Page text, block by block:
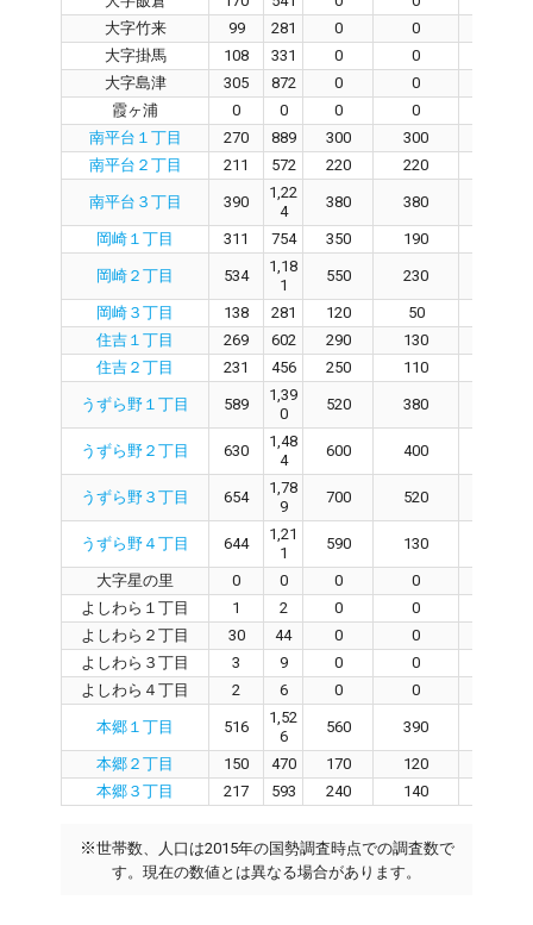
大字竹来
99 281 0 0
大字掛馬
108 331 0 0
大字島津
305 872 0 0
霞ヶ浦
0 0 0 0
南平台１丁目
270 889 300 300
南平台２丁目
211 572 220 220
南平台３丁目 390
1,22
4
380 380
岡崎１丁目 311 754 350 190
岡崎２丁目 534
1,18
1
550 230
岡崎３丁目 138 281 120 50
住吉１丁目
269 602 290 130
住吉２丁目
231 456 250 110
うずら野１丁目 589
1,39
0
520 380
うずら野２丁目 630
1,48
4
600 400
うずら野３丁目 654
1,78
9
700 520
うずら野４丁目 644
1,21
1
590 130
大字星の里 0 0 0 0
よしわら１丁目
1 2 0 0
よしわら２丁目
30 44 0 0
よしわら３丁目
3 9 0 0
よしわら４丁目
2 6 0 0
本郷１丁目 516
1,52
6
560 390
本郷２丁目 150 470 170 120
本郷３丁目
217 593 240 140
※世帯数、人口は2015年の国勢調査時点での調査数で
す。現在の数値とは異なる場合があります。